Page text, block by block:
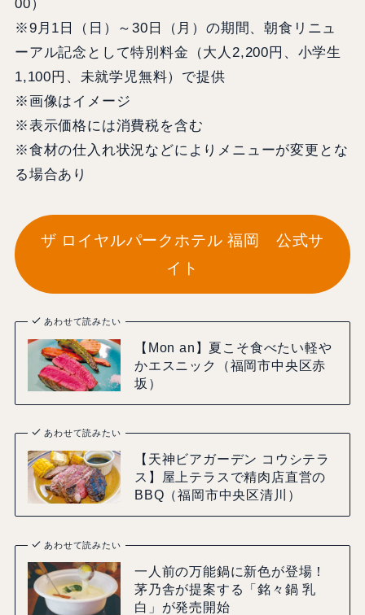
00）
※9月1日（日）～30日（月）の期間、朝食リニュ
ーアル記念として特別料金（大人2,200円、小学生
1,100円、未就学児無料）で提供
※画像はイメージ
※表示価格には消費税を含む
※食材の仕入れ状況などによりメニューが変更とな
る場合あり
ザ ロイヤルパークホテル 福岡 公式サ
イト
あわせて読みたい
【Mon an】夏こそ食べたい軽や
かエスニック（福岡市中央区赤
坂）
あわせて読みたい
【天神ビアガーデン コウシテラ
ス】屋上テラスで精肉店直営の
BBQ（福岡市中央区清川）
あわせて読みたい
一人前の万能鍋に新色が登場！
茅乃舎が提案する「銘々鍋 乳
白」が発売開始